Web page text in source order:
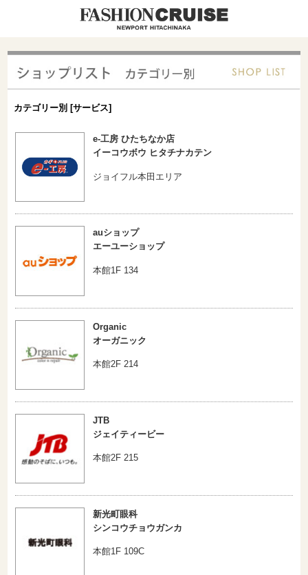
カテゴリー別 [サービス]
e-工房 ひたちなか店
イーコウボウ ヒタチナカテン
ジョイフル本田エリア
auショップ
エーユーショップ
本館1F 134
Organic
オーガニック
本館2F 214
JTB
ジェイティービー
本館2F 215
新光町眼科
シンコウチョウガンカ
本館1F 109C